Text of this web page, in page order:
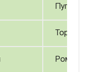
Пупавка
Торица